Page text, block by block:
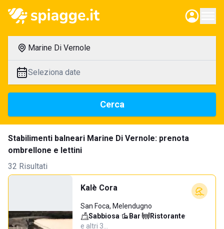
Marine Di Vernole
Seleziona date
Cerca
Stabilimenti balneari Marine Di Vernole: prenota
ombrellone e lettini
32 Risultati
Kalè Cora
San Foca, Melendugno
Sabbiosa· Bar· Ristorante·
e altri 3…